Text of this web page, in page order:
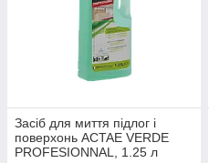
Засіб для миття підлог і
поверхонь ACTAE VERDE
PROFESIONNAL, 1.25 л